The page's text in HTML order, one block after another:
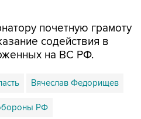
почетную грамоту
содействия в
на ВС РФ.
Вячеслав Федорищев
РФ